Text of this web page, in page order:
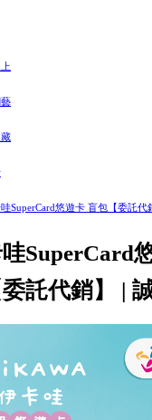
SuperCard悠遊卡 盲包【委託代
SuperCard
託代銷】 |